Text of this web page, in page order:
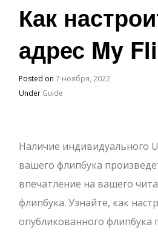
Как
адрес My
Posted on7 ноября, 2022
Under Guide
Наличие индивидуального
вашего флипбука
впечатление на вашего
флипбука. Узнайте, как
опубликованного флипбука